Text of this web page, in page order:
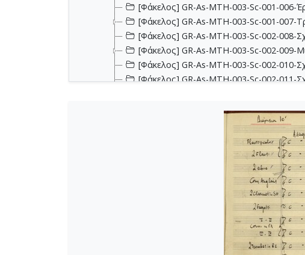
[Φάκελος] GR-As-MTH-003-Sc-001-006-
[Φάκελος] GR-As-MTH-003-Sc-001-007-
[Φάκελος] GR-As-MTH-003-Sc-002-008-
[Φάκελος] GR-As-MTH-003-Sc-002-009-
[Φάκελος] GR-As-MTH-003-Sc-002-010-
[Φάκελος] GR-As-MTH-003-Sc-002-011-
[Φάκελος] GR-As-MTH-003-Sc-003-014-
[Φάκελος] GR-As-MTH-003-Sc-003-015-
[Φάκελος] GR-As-MTH-003-Sc-003-016-
[Φάκελος] GR-As-MTH-003-Sc-003-017-
[Φάκελος] GR-As-MTH-003-Sc-003-018-
[Φάκελος] GR-As-MTH-003-Sc-003-019-
[Φάκελος] GR-As-MTH-003-Sc-004-020-
[Φάκελος] GR-As-MTH-003-Sc-004-021-
[Φάκελος] GR-As-MTH-003-Sc-004-
[Φάκελος] GR-As-MTH-003-Sc-004-023-